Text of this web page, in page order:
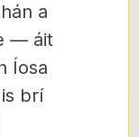
a
— áit
Íosa
brí